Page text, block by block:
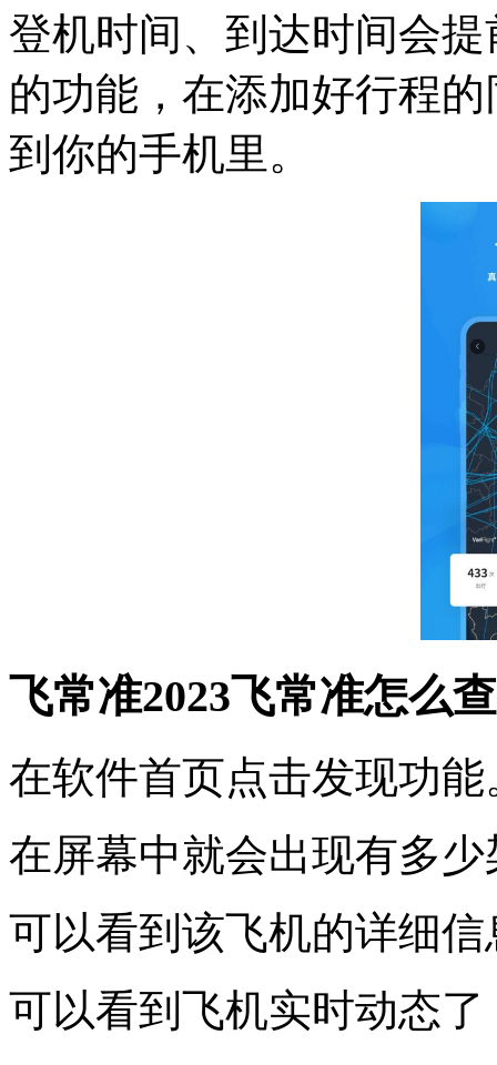
登机时间、到达时间会
的功能，在添加好行程
到你的手机里。
飞常准2023飞常准怎么
在软件首页点击发现功能
在屏幕中就会出现有多
可以看到该飞机的详细
可以看到飞机实时动态了